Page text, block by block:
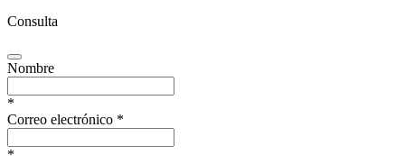
Consulta
Nombre
*
Correo electrónico *
*